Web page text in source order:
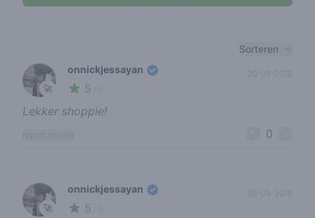
Sorteren
🚀
onnickjessayan
5
30-09-2019
Lekker shoppie!
0
🚀
onnickjessayan
5
30-09-2019